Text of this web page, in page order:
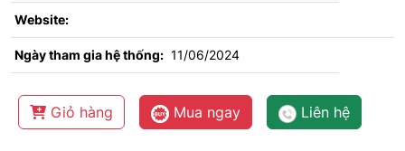
Website:
Ngày tham gia hệ thống: 11/06/2024
Giỏ hàng Mua ngay Liên hệ